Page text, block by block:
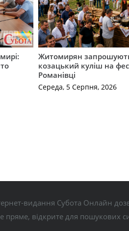
Житомирян
козацький куліш на
Романівці
Середа, 5 Серпня, 2026
видання Субота Онлайн
пряме, відкрите для пошукових